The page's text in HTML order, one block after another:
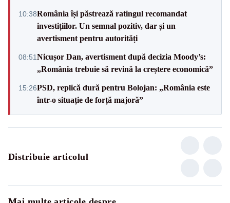
10:38România își păstrează ratingul recomandat
investițiilor. Un semnal pozitiv, dar și un
avertisment pentru autorități
08:51Nicușor Dan, avertisment după decizia Moody’s:
„România trebuie să revină la creștere economică”
15:26PSD, replică dură pentru Bolojan: „România este
într-o situație de forță majoră”
Distribuie articolul